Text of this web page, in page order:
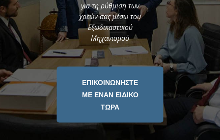
για τη ρύθμιση των
χρεών σας μέσω του
Εξωδικαστικού
Μηχανισμού
ΕΠΙΚΟΙΝΩΝΗΣΤΕ
ΜΕ ΕΝΑΝ ΕΙΔΙΚΟ
ΤΩΡΑ